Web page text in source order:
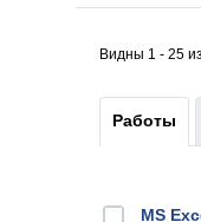
Видны 1 - 25
Работы
MS